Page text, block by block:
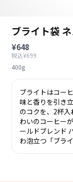
ブライト袋
¥648
税込¥699
400g
ブライトはコー
味と香りを引き
のコクを、2杯
わいのコーヒー
ールドブレンド
わ泡立つ「ブラ